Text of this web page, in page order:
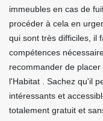
immeubles en cas de
procéder à cela en
qui sont très difficiles, il
compétences
recommander de
l'Habitat . Sachez qu'il
intéressants et
totalement gratuit et